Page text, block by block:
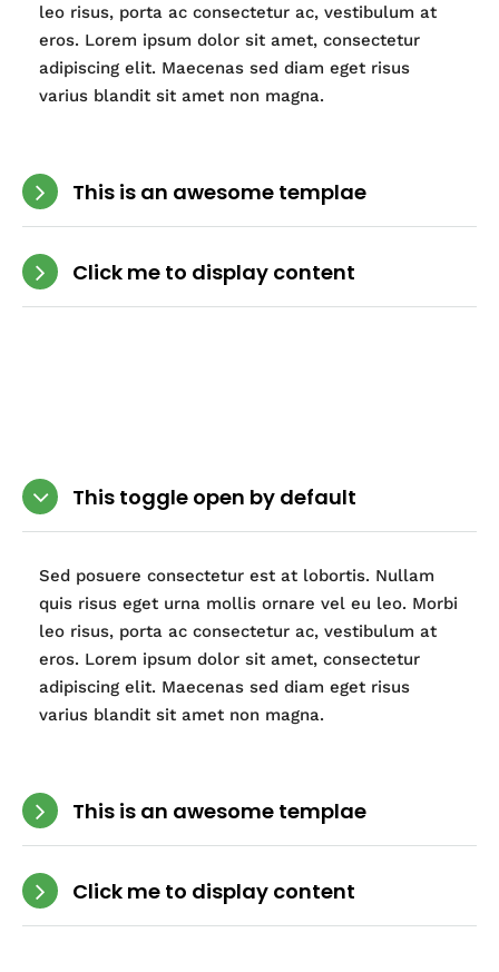
leo risus, porta ac consectetur ac, vestibulum at
eros. Lorem ipsum dolor sit amet, consectetur
adipiscing elit. Maecenas sed diam eget risus
varius blandit sit amet non magna.
This is an awesome templae
Click me to display content
This toggle open by default
Sed posuere consectetur est at lobortis. Nullam
quis risus eget urna mollis ornare vel eu leo. Morbi
leo risus, porta ac consectetur ac, vestibulum at
eros. Lorem ipsum dolor sit amet, consectetur
adipiscing elit. Maecenas sed diam eget risus
varius blandit sit amet non magna.
This is an awesome templae
Click me to display content